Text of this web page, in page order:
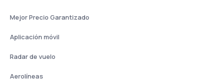
Mejor Precio Garantizado
Aplicación móvil
Radar de vuelo
Aerolíneas